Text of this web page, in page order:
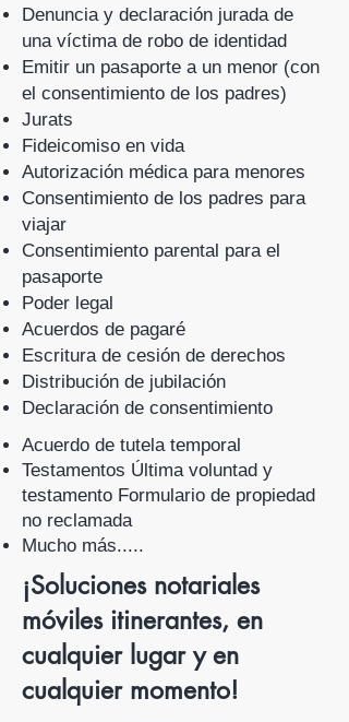
Denuncia y declaración jurada de
una víctima de robo de identidad
Emitir un pasaporte a un menor (con
el consentimiento de los padres)
Jurats
Fideicomiso en vida
Autorización médica para menores
Consentimiento de los padres para
viajar
Consentimiento parental para el
pasaporte
Poder legal
Acuerdos de pagaré
Escritura de cesión de derechos
Distribución de jubilación
Declaración de consentimiento
Acuerdo de tutela temporal
Testamentos Última voluntad y
testamento Formulario de propiedad
no reclamada
Mucho más.....
¡Soluciones notariales
móviles itinerantes, en
cualquier lugar y en
cualquier momento!